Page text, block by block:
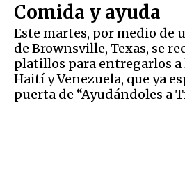
Comida y ayuda
Este martes, por medio de
de Brownsville, Texas, se
platillos para entregarlos
Haití y Venezuela, que ya
puerta de “Ayudándoles a